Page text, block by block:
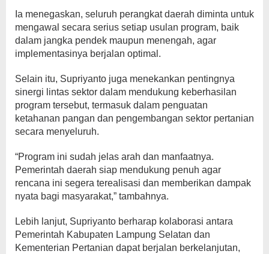
Ia menegaskan, seluruh perangkat daerah diminta untuk
mengawal secara serius setiap usulan program, baik
dalam jangka pendek maupun menengah, agar
implementasinya berjalan optimal.
Selain itu, Supriyanto juga menekankan pentingnya
sinergi lintas sektor dalam mendukung keberhasilan
program tersebut, termasuk dalam penguatan
ketahanan pangan dan pengembangan sektor pertanian
secara menyeluruh.
“Program ini sudah jelas arah dan manfaatnya.
Pemerintah daerah siap mendukung penuh agar
rencana ini segera terealisasi dan memberikan dampak
nyata bagi masyarakat,” tambahnya.
Lebih lanjut, Supriyanto berharap kolaborasi antara
Pemerintah Kabupaten Lampung Selatan dan
Kementerian Pertanian dapat berjalan berkelanjutan,